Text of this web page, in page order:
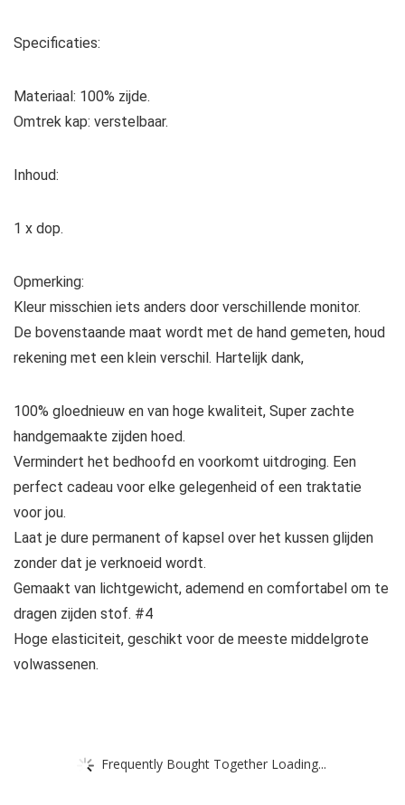
Specificaties:
Materiaal: 100% zijde.
Omtrek kap: verstelbaar.
Inhoud:
1 x dop.
Opmerking:
Kleur misschien iets anders door verschillende monitor.
De bovenstaande maat wordt met de hand gemeten, houd
rekening met een klein verschil. Hartelijk dank,
100% gloednieuw en van hoge kwaliteit, Super zachte
handgemaakte zijden hoed.
Vermindert het bedhoofd en voorkomt uitdroging. Een
perfect cadeau voor elke gelegenheid of een traktatie
voor jou.
Laat je dure permanent of kapsel over het kussen glijden
zonder dat je verknoeid wordt.
Gemaakt van lichtgewicht, ademend en comfortabel om te
dragen zijden stof. #4
Hoge elasticiteit, geschikt voor de meeste middelgrote
volwassenen.
Frequently Bought Together Loading...